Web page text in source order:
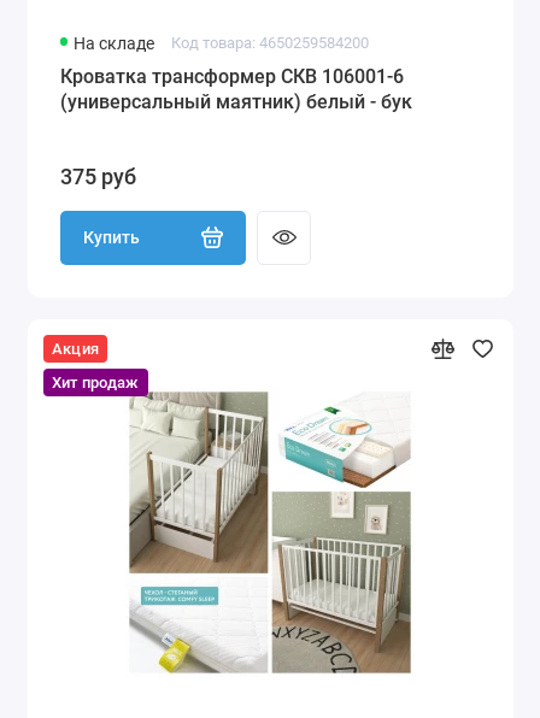
На складе Код товара: 4650259584200
Кроватка трансформер СКВ 106001-6
(универсальный маятник) белый - бук
375 руб
Купить
Акция
Хит продаж